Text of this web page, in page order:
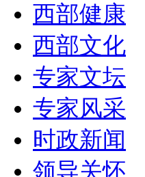
西部健康
西部文化
专家文坛
专家风采
时政新闻
领导关怀